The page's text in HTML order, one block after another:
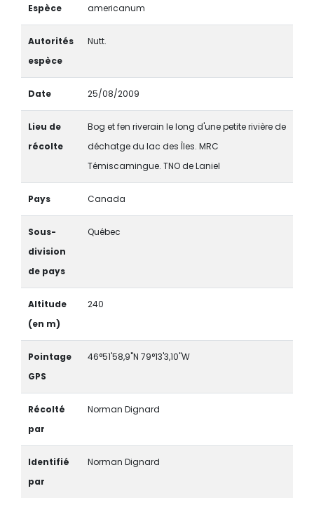
Espèce americanum
Autorités
espèce
Nutt.
Date 25/08/2009
Lieu de
récolte
Bog et fen riverain le long d'une petite rivière de
déchatge du lac des Îles. MRC
Témiscamingue. TNO de Laniel
Pays Canada
Sous-
division
de pays
Québec
Altitude
(en m)
240
Pointage
GPS
46°51'58,9"N 79°13'3,10"W
Récolté
par
Norman Dignard
Identifié
par
Norman Dignard